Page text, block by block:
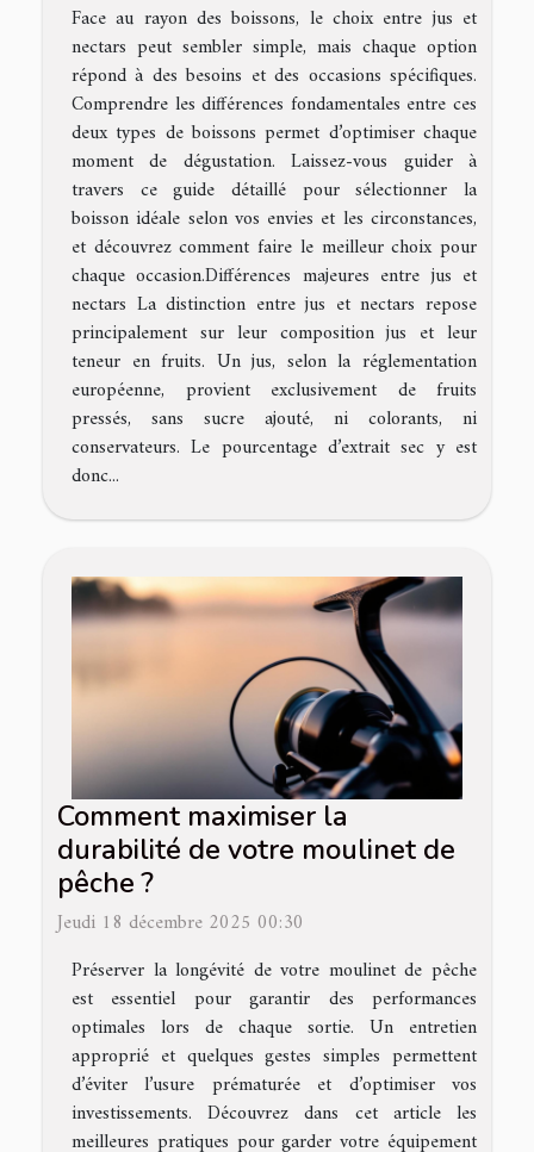
Face au rayon des boissons, le choix entre jus et
nectars peut sembler simple, mais chaque option
répond à des besoins et des occasions spécifiques.
Comprendre les différences fondamentales entre ces
deux types de boissons permet d’optimiser chaque
moment de dégustation. Laissez-vous guider à
travers ce guide détaillé pour sélectionner la
boisson idéale selon vos envies et les circonstances,
et découvrez comment faire le meilleur choix pour
chaque occasion.Différences majeures entre jus et
nectars La distinction entre jus et nectars repose
principalement sur leur composition jus et leur
teneur en fruits. Un jus, selon la réglementation
européenne, provient exclusivement de fruits
pressés, sans sucre ajouté, ni colorants, ni
conservateurs. Le pourcentage d’extrait sec y est
donc...
Comment maximiser la
durabilité de votre moulinet de
pêche ?
Jeudi 18 décembre 2025 00:30
Préserver la longévité de votre moulinet de pêche
est essentiel pour garantir des performances
optimales lors de chaque sortie. Un entretien
approprié et quelques gestes simples permettent
d’éviter l’usure prématurée et d’optimiser vos
investissements. Découvrez dans cet article les
meilleures pratiques pour garder votre équipement